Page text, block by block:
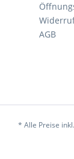
AGB
* Alle Preise